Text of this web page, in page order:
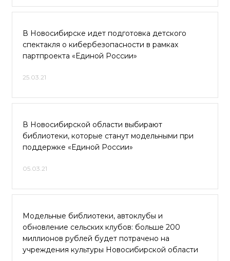
В Новосибирске идет подготовка детского
спектакля о кибербезопасности в рамках
партпроекта «Единой России»
25.03.21
В Новосибирской области выбирают
библиотеки, которые станут модельными при
поддержке «Единой России»
05.03.21
Модельные библиотеки, автоклубы и
обновление сельских клубов: больше 200
миллионов рублей будет потрачено на
учреждения культуры Новосибирской области